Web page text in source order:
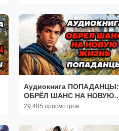
Аудиокнига ПОПАДАНЦЫ:
ОБРЁЛ ШАНС НА НОВУЮ
ЖИЗНЬ
29 485 просмотров